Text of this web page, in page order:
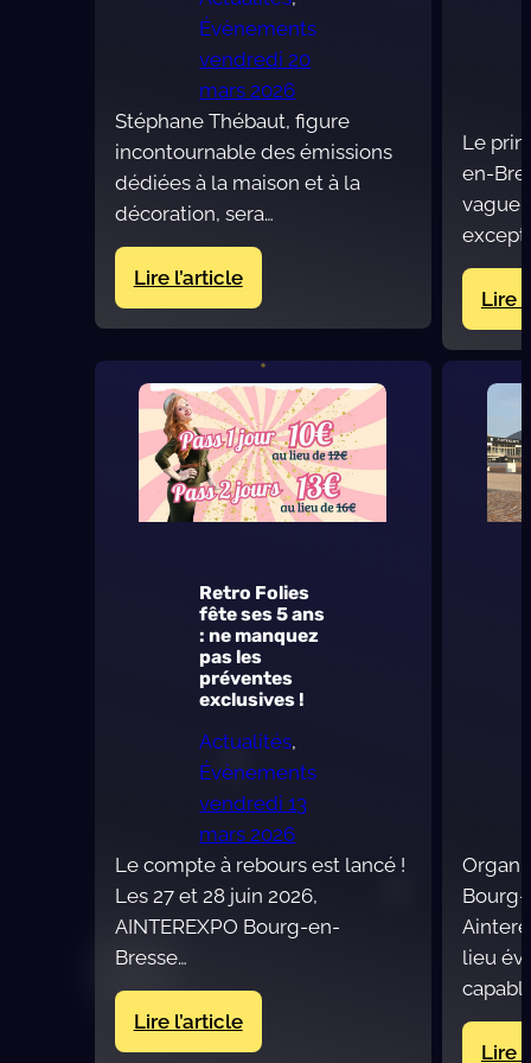
Évènements
vendredi 20
mars 2026
Stéphane Thébaut, figure
incontournable des émissions
dédiées à la maison et à la
décoration, sera…
Lire l’article:
Stéphane
en
visite
exceptionnelle
au
Salon
Habitat
Le
en-
vague
Lire
Retro Folies
fête ses 5 ans
: ne manquez
pas les
préventes
exclusives !
Actualités
Évènements
vendredi 13
mars 2026
Le compte à rebours est lancé !
Les 27 et 28 juin 2026,
AINTEREXPO Bourg-en-
Bresse…
Lire l’article:
Retro
lieu
Lire